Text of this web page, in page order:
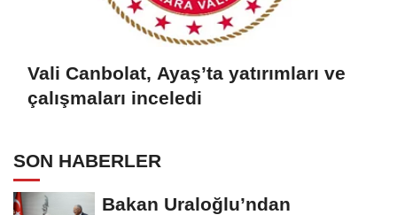
Vali Canbolat, Ayaş’ta yatırımları ve
çalışmaları inceledi
SON HABERLER
Bakan Uraloğlu’ndan